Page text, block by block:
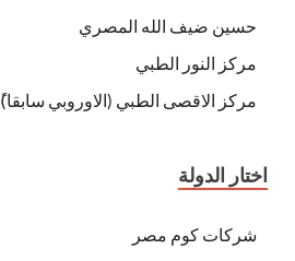
حسين ضيف الله المصري
مركز النور الطبي
مركز الاقصى الطبي (الاوروبي سابقا)ً
اختار الدولة
شركات كوم مصر